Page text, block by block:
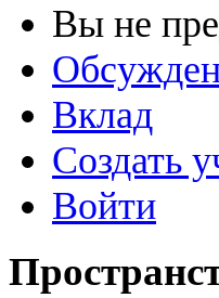
Вы не
Вклад
Создать
Войти